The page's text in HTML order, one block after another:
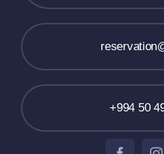
+994 50